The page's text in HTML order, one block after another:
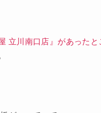
立川南口店』があった